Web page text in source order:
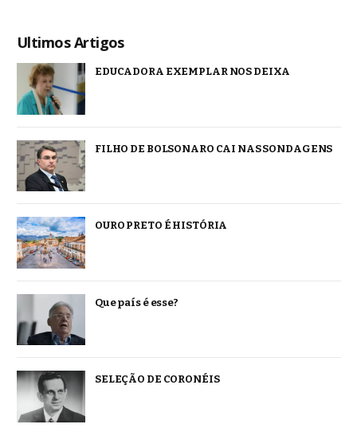
Ultimos Artigos
EDUCADORA EXEMPLAR NOS DEIXA
FILHO DE BOLSONARO CAI NAS SONDAGENS
OURO PRETO É HISTÓRIA
Que país é esse?
SELEÇÃO DE CORONÉIS